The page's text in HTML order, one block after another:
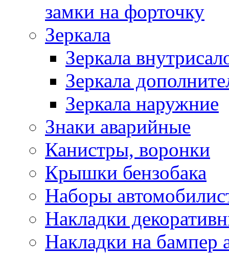
замки на форточку
Зеркала
Зеркала
Зеркала
Зеркала наружние
Знаки аварийные
Канистры, воронки
Крышки бензобака
Наборы
Накладки
Накладки на бампер